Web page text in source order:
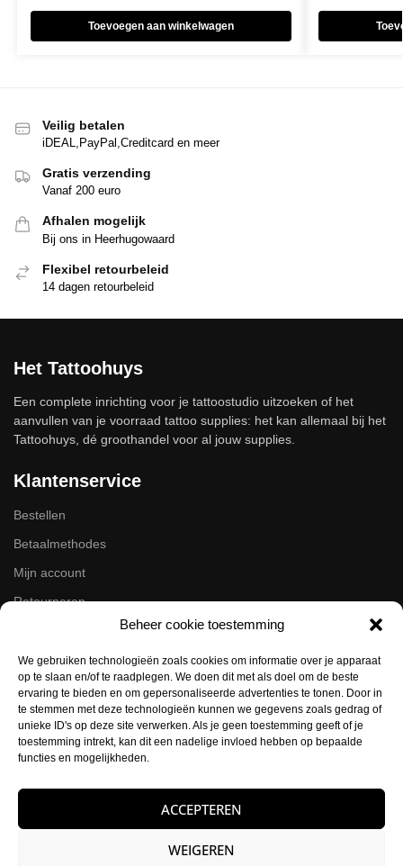
Beheer cookie toestemming
We gebruiken technologieën zoals cookies om informatie over je apparaat
op te slaan en/of te raadplegen. We doen dit met als doel om de beste
ervaring te bieden en om gepersonaliseerde advertenties te tonen. Door in
te stemmen met deze technologieën kunnen we gegevens zoals gedrag of
unieke ID's op deze site verwerken. Als je geen toestemming geeft of je
toestemming intrekt, kan dit een nadelige invloed hebben op bepaalde
functies en mogelijkheden.
ACCEPTEREN
WEIGEREN
Toevoegen aan winkelwagen
Veilig betalen
iDEAL,PayPal,Creditcard en meer
Gratis verzending
Vanaf 200 euro
Afhalen mogelijk
Bij ons in Heerhugowaard
Flexibel retourbeleid
14 dagen retourbeleid
Het Tattoohuys
Een complete inrichting voor je tattoostudio uitzoeken of het
aanvullen van je voorraad tattoo supplies: het kan allemaal bij het
Tattoohuys, dé groothandel voor al jouw supplies.
Klantenservice
Bestellen
Betaalmethodes
Mijn account
Retourneren
Volg ons op de socials
Instagram
Facebook
Contactgegevens